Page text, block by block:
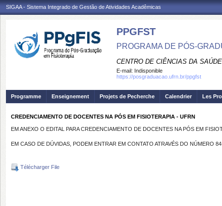
SIGAA - Sistema Integrado de Gestão de Atividades Acadêmicas
PPGFST
PROGRAMA DE PÓS-
CENTRO DE CIÊNCIAS DA SAÚDE
E-mail: Indisponible
https://posgraduacao.ufrn.br/ppgfst
Programme Enseignement Projets de Pecherche Calendrier Les
CREDENCIAMENTO DE DOCENTES NA PÓS EM FISIOTERAPIA - UFRN
EM ANEXO O EDITAL PARA CREDENCIAMENTO DE DOCENTES NA PÓS EM
EM CASO DE DÚVIDAS, PODEM ENTRAR EM CONTATO ATRAVÉS DO NÚMERO
Télécharger File